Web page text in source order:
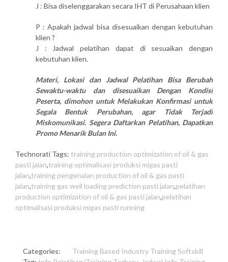
J : Bisa diselenggarakan secara IHT di Perusahaan klien
P : Apakah jadwal bisa disesuaikan dengan kebutuhan
klien ?
J : Jadwal pelatihan dapat di sesuaikan dengan
kebutuhan klien.
Materi, Lokasi dan Jadwal Pelatihan Bisa Berubah
Sewaktu-waktu dan disesuaikan Dengan Kondisi
Peserta, dimohon untuk Melakukan Konfirmasi untuk
Segala Bentuk Perubahan, agar Tidak Terjadi
Miskomunikasi. Segera Daftarkan Pelatihan, Dapatkan
Promo Menarik Bulan Ini.
Technorati Tags: training production optimization of oil & gas
pasti jalan,training optimalisasi produksi migas pasti
jalan,training pengenalan production of oil & gas pasti
jalan,training gas well loading prediction pasti jalan,pelatihan
production optimization of oil & gas pasti jalan,pelatihan
optimalisasi produksi migas pasti running
Categories: Training Based Industry Training Softskill